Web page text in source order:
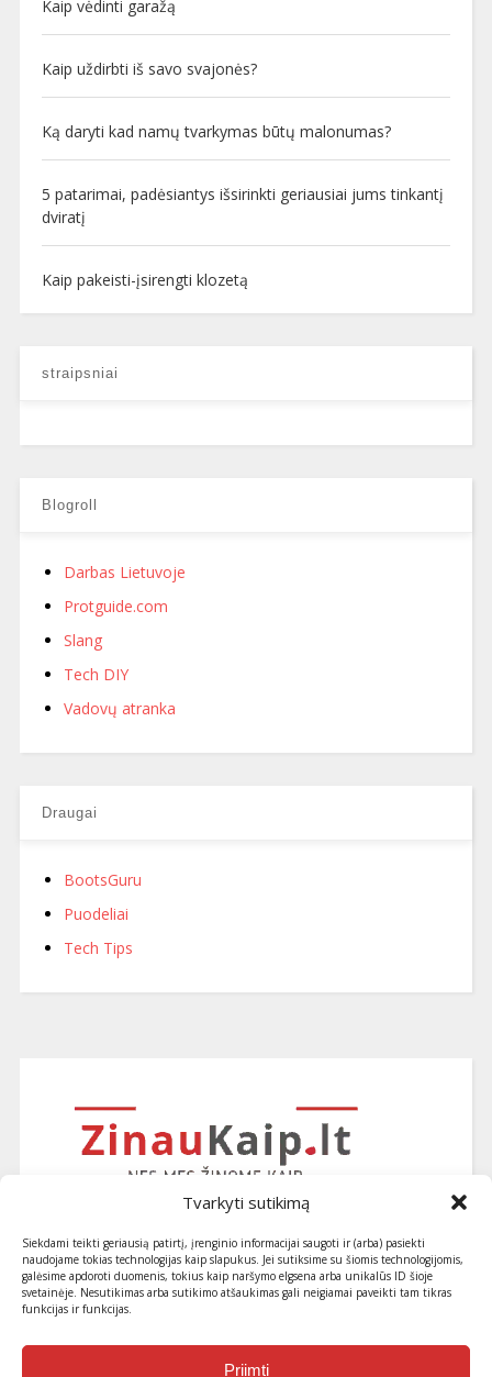
Tvarkyti sutikimą
Siekdami teikti geriausią patirtį, įrenginio informacijai saugoti ir (arba) pasiekti
naudojame tokias technologijas kaip slapukus. Jei sutiksime su šiomis technologijomis,
galėsime apdoroti duomenis, tokius kaip naršymo elgsena arba unikalūs ID šioje
svetainėje. Nesutikimas arba sutikimo atšaukimas gali neigiamai paveikti tam tikras
funkcijas ir funkcijas.
Priimti
Kaip vėdinti garažą
Kaip uždirbti iš savo svajonės?
Ką daryti kad namų tvarkymas būtų malonumas?
5 patarimai, padėsiantys išsirinkti geriausiai jums tinkantį
dviratį
Kaip pakeisti-įsirengti klozetą
straipsniai
Blogroll
Darbas Lietuvoje
Protguide.com
Slang
Tech DIY
Vadovų atranka
Draugai
BootsGuru
Puodeliai
Tech Tips
Užsiprenumeruokite naujausius
straipsnius ir patarimus